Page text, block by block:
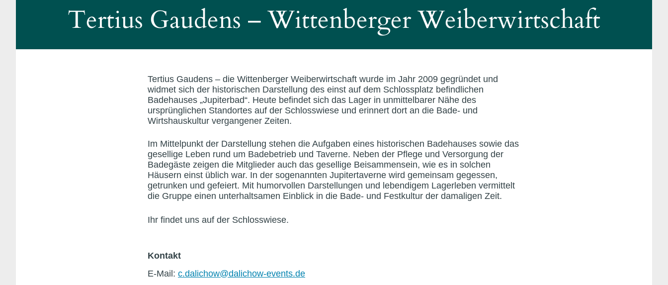
Tertius Gaudens – Wittenberger Weiberwirtschaft
Tertius Gaudens – die Wittenberger Weiberwirtschaft wurde im Jahr 2009 gegründet und
widmet sich der historischen Darstellung des einst auf dem Schlossplatz befindlichen
Badehauses „Jupiterbad“. Heute befindet sich das Lager in unmittelbarer Nähe des
ursprünglichen Standortes auf der Schlosswiese und erinnert dort an die Bade- und
Wirtshauskultur vergangener Zeiten.
Im Mittelpunkt der Darstellung stehen die Aufgaben eines historischen Badehauses sowie das
gesellige Leben rund um Badebetrieb und Taverne. Neben der Pflege und Versorgung der
Badegäste zeigen die Mitglieder auch das gesellige Beisammensein, wie es in solchen
Häusern einst üblich war. In der sogenannten Jupitertaverne wird gemeinsam gegessen,
getrunken und gefeiert. Mit humorvollen Darstellungen und lebendigem Lagerleben vermittelt
die Gruppe einen unterhaltsamen Einblick in die Bade- und Festkultur der damaligen Zeit.
Ihr findet uns auf der Schlosswiese.
Kontakt
E‑Mail: c.​dalichow@​dalichow-​events.​de